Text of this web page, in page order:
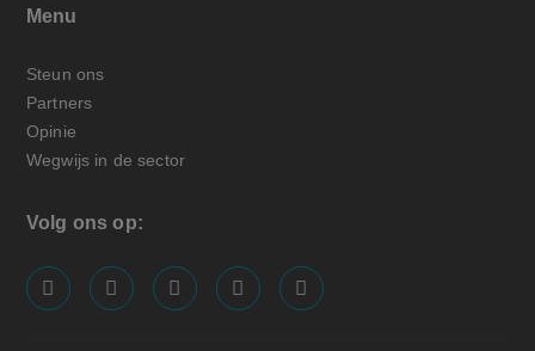
Menu
Steun ons
Partners
Opinie
Wegwijs in de sector
Volg ons op:
screenreader.visit us on our facebook page: https://
screenreader.visit us on our linkedin page:
screenreader.visit us on our
screenreader.visit us on our x
screenreader.visit us on